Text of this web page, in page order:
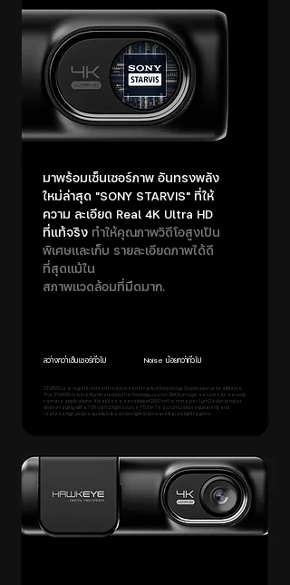
มาพร้อมเซ็นเซอร์ภาพ อันทรงพลัง
ใหม่ล่าสุด "SONY STARVIS" ที่ให้
ความ ละเอียด Real 4K Ultra HD
ที่แท้จริง ทำให้คุณภาพวิดีโอสูงเป็น
พิเศษและเก็บ รายละเอียดภาพได้ดี
ที่สุดแม้ใน
สภาพแวดล้อมที่มืดมาก.
สว่างกว่าเซ็นเซอร์ทั่วไป Noise น้อยกว่าทั่วไป
STARVIS is a registered trademark or trademark of Sony Group Corporation or its affiliates.
The STARVIS is back-illuminated pixel technology used in CMOS image sensors for security
camera applications. It features a sensitivity of 2000 mV or more per 1 μm2 (color product,
when imaging with a 706 cd/m2 light source, F5.6 in 1 s accumulation equivalent), and
realizeshigh picture quality in the visiblelight and near infrared light regions